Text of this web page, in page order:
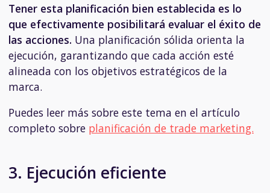
Tener esta planificación bien establecida es lo
que efectivamente posibilitará evaluar el éxito de
las acciones. Una planificación sólida orienta la
ejecución, garantizando que cada acción esté
alineada con los objetivos estratégicos de la
marca.
Puedes leer más sobre este tema en el artículo
completo sobre planificación de trade marketing.
3. Ejecución eficiente